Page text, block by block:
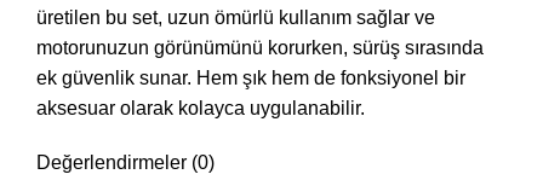
üretilen bu set, uzun ömürlü kullanım sağlar ve
motorunuzun görünümünü korurken, sürüş sırasında
ek güvenlik sunar. Hem şık hem de fonksiyonel bir
aksesuar olarak kolayca uygulanabilir.
Değerlendirmeler (0)